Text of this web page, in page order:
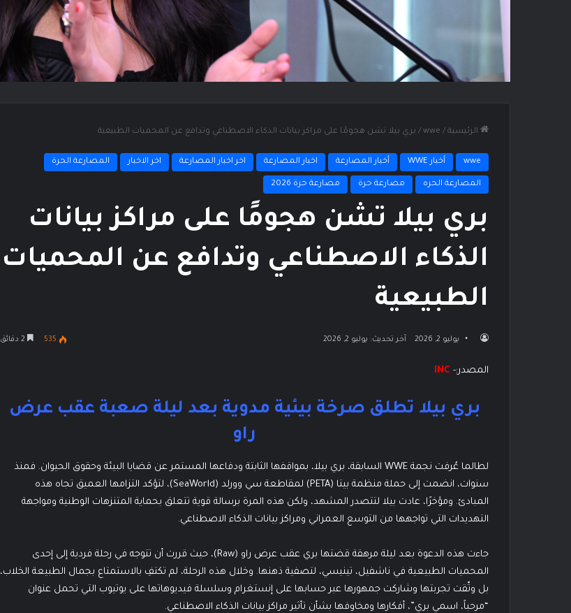
الرئيسية /
wwe
/ بري بيلا تشن هجومًا على مراكز بيانات الذكاء الاصطناعي وتدافع عن المحميات الطبيعية
wwe أخبار WWE أخبار المصارعة اخبار المصارعة اخر اخبار المصارعة اخر الاخبار المصارعة الحرة
المصارعة الحره مصارعة حرة مصارعة حرة 2026
بري بيلا تشن هجومًا على مراكز بيانات
الذكاء الاصطناعي وتدافع عن المحميات
الطبيعية
يوليو 2, 2026 آخر تحديث: يوليو 2, 2026 535
المصدر:- INC
بري بيلا تطلق صرخة بيئية مدوية بعد ليلة صعبة عقب عرض
راو
لطالما عُرفت نجمة WWE السابقة، بري بيلا، بمواقفها الثابتة ودفاعها المستمر عن قضايا البيئة وحقوق الحيوان. فمنذ
سنوات، انضمت إلى حملة منظمة بيتا (PETA) لمقاطعة سي وورلد (SeaWorld)، لتؤكد التزامها العميق تجاه هذه
المبادئ. ومؤخرًا، عادت بيلا لتتصدر المشهد، ولكن هذه المرة برسالة قوية تتعلق بحماية المتنزهات الوطنية ومواجهة
التهديدات التي تواجهها من التوسع العمراني ومراكز بيانات الذكاء الاصطناعي.
جاءت هذه الدعوة بعد ليلة مرهقة قضتها بري عقب عرض راو (Raw)، حيث قررت أن تتوجه في رحلة فردية إلى إحدى
المحميات الطبيعية في ناشفيل، تينيسي، لتصفية ذهنها. وخلال هذه الرحلة، لم تكتفِ بالاستمتاع بجمال الطبيعة الخلاب،
بل وثّقت تجربتها وشاركت جمهورها عبر حسابها على إنستغرام وسلسلة فيديوهاتها على يوتيوب التي تحمل عنوان
“مرحباً، اسمي بري”، أفكارها ومخاوفها بشأن تأثير مراكز بيانات الذكاء الاصطناعي.